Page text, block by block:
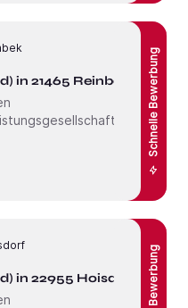
in 21465 Reinbek
Schnelle Bewerbung
in 22955 Hoisdorf